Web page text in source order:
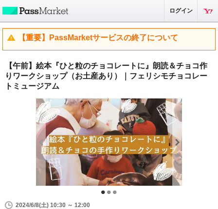
ログイン
【重要】PassMarketサービスの終了について
【午前】絵本『ひと粒のチョコレートに』朗読＆チョコ作
りワークショップ（お土産あり）｜フェリシモチョコレー
トミュージアム
2024/6/8(土) 10:30 ～ 12:00